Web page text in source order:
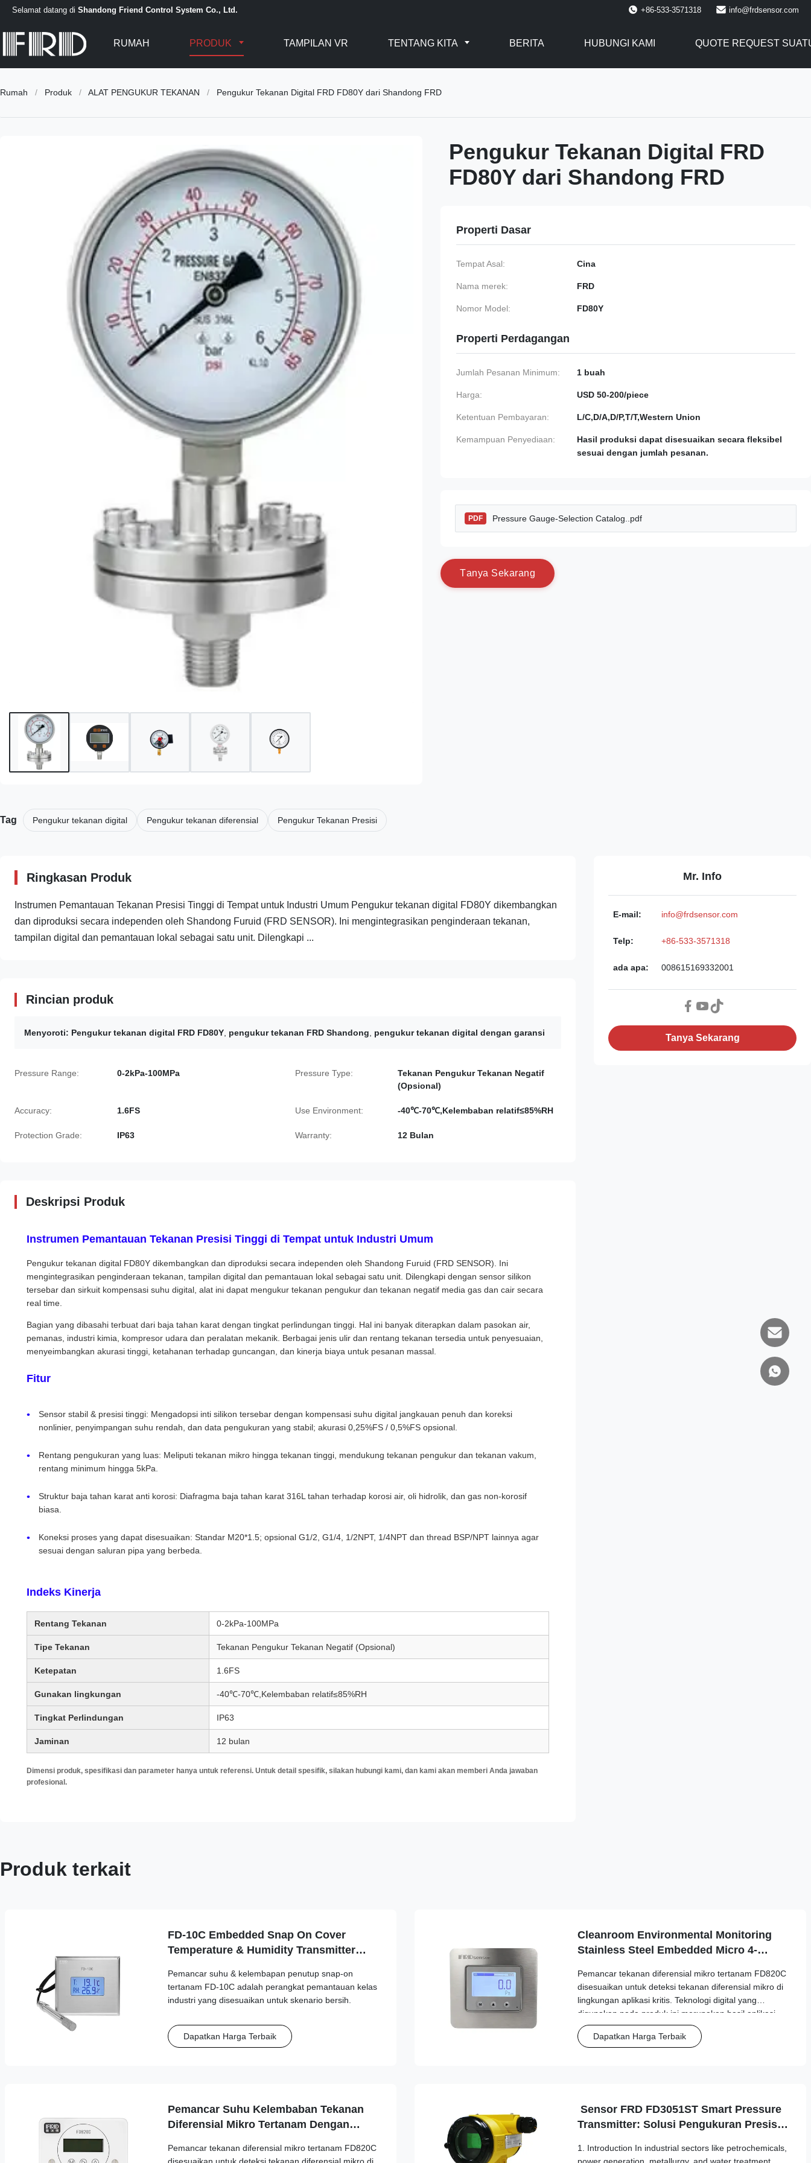
Selamat datang di Shandong Friend Control System Co., Ltd. +86-533-3571318 info@frdsensor.com
RUMAH PRODUK TAMPILAN VR TENTANG KITA BERITA HUBUNGI KAMI QUOTE REQUEST
Rumah / Produk / ALAT PENGUKUR TEKANAN / Pengukur Tekanan Digital FRD FD80Y dari Shandong FRD
Pengukur Tekanan Digital FRD
FD80Y dari Shandong FRD
Properti Dasar
Tempat Asal: Cina
Nama merek: FRD
Nomor Model: FD80Y
Properti Perdagangan
Jumlah Pesanan Minimum: 1 buah
Harga: USD 50-200/piece
Ketentuan Pembayaran: L/C,D/A,D/P,T/T,Western Union
Kemampuan Penyediaan:
Hasil produksi dapat disesuaikan secara fleksibel
sesuai dengan jumlah pesanan.
PDF Pressure Gauge-Selection Catalog..pdf
Tanya Sekarang
Tag Pengukur tekanan digital Pengukur tekanan diferensial Pengukur Tekanan Presisi
Ringkasan Produk
Instrumen Pemantauan Tekanan Presisi Tinggi di Tempat untuk Industri Umum Pengukur tekanan digital FD80Y dikembangkan
dan diproduksi secara independen oleh Shandong Furuid (FRD SENSOR). Ini mengintegrasikan penginderaan tekanan,
tampilan digital dan pemantauan lokal sebagai satu unit. Dilengkapi ...
Rincian produk
Menyoroti: Pengukur tekanan digital FRD FD80Y pengukur tekanan FRD Shandong pengukur tekanan digital dengan garansi
Pressure Range: 0-2kPa-100MPa Pressure Type:
Tekanan Pengukur Tekanan Negatif
(Opsional)
Accuracy: 1.6FS Use Environment: -40℃-70℃,Kelembaban relatif≤85%RH
Protection Grade: IP63 Warranty: 12 Bulan
Deskripsi Produk
Instrumen Pemantauan Tekanan Presisi Tinggi di Tempat untuk Industri Umum
Pengukur tekanan digital FD80Y dikembangkan dan diproduksi secara independen oleh Shandong Furuid (FRD SENSOR). Ini
mengintegrasikan penginderaan tekanan, tampilan digital dan pemantauan lokal sebagai satu unit. Dilengkapi dengan sensor silikon
tersebar dan sirkuit kompensasi suhu digital, alat ini dapat mengukur tekanan pengukur dan tekanan negatif media gas dan cair secara
real time.
Bagian yang dibasahi terbuat dari baja tahan karat dengan tingkat perlindungan tinggi. Hal ini banyak diterapkan dalam pasokan air,
pemanas, industri kimia, kompresor udara dan peralatan mekanik. Berbagai jenis ulir dan rentang tekanan tersedia untuk penyesuaian,
menyeimbangkan akurasi tinggi, ketahanan terhadap guncangan, dan kinerja biaya untuk pesanan massal.
Fitur
Sensor stabil & presisi tinggi: Mengadopsi inti silikon tersebar dengan kompensasi suhu digital jangkauan penuh dan koreksi
nonlinier, penyimpangan suhu rendah, dan data pengukuran yang stabil; akurasi 0,25%FS / 0,5%FS opsional.
Rentang pengukuran yang luas: Meliputi tekanan mikro hingga tekanan tinggi, mendukung tekanan pengukur dan tekanan vakum,
rentang minimum hingga 5kPa.
Struktur baja tahan karat anti korosi: Diafragma baja tahan karat 316L tahan terhadap korosi air, oli hidrolik, dan gas non-korosif
biasa.
Koneksi proses yang dapat disesuaikan: Standar M20*1.5; opsional G1/2, G1/4, 1/2NPT, 1/4NPT dan thread BSP/NPT lainnya agar
sesuai dengan saluran pipa yang berbeda.
Indeks Kinerja
Rentang Tekanan 0-2kPa-100MPa
Tipe Tekanan Tekanan Pengukur Tekanan Negatif (Opsional)
Ketepatan 1.6FS
Gunakan lingkungan -40℃-70℃,Kelembaban relatif≤85%RH
Tingkat Perlindungan IP63
Jaminan 12 bulan
Dimensi produk, spesifikasi dan parameter hanya untuk referensi. Untuk detail spesifik, silakan hubungi kami, dan kami akan memberi Anda jawaban
profesional.
Mr. Info
E-mail: info@frdsensor.com
Telp: +86-533-3571318
ada apa: 008615169332001
Tanya Sekarang
Produk terkait
FD-10C Embedded Snap On Cover
Temperature & Humidity Transmitter
Pemancar suhu & kelembapan penutup snap-on
tertanam FD-10C adalah perangkat pemantauan kelas
industri yang disesuaikan untuk skenario bersih.
Dapatkan Harga Terbaik
Cleanroom Environmental Monitoring
Stainless Steel Embedded Micro 4-
Pemancar tekanan diferensial mikro tertanam FD820C
disesuaikan untuk deteksi tekanan diferensial mikro di
lingkungan aplikasi kritis. Teknologi digital yang
digunakan pada produk ini merupakan hasil aplikasi
terkini dalam bidang pembuatan sensor.
Dapatkan Harga Terbaik
Pemancar Suhu Kelembaban Tekanan
Diferensial Mikro Tertanam Dengan
Pemancar tekanan diferensial mikro tertanam FD820C
Sensor FRD FD3051ST Smart Pressure
Transmitter: Solusi Pengukuran Presisi
1. Introduction In industrial sectors like petrochemicals,